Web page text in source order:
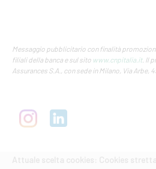
Messaggio pubblicitario con finalità
filiali della banca e sul sito www.cnpitalia.it. Il
Assurances S.A., con sede in Milano, Via Arbe,